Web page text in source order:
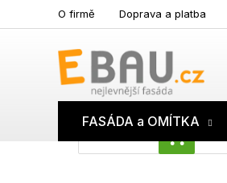
na
O firmě Doprava a platba
FASÁDA a OMÍTKA